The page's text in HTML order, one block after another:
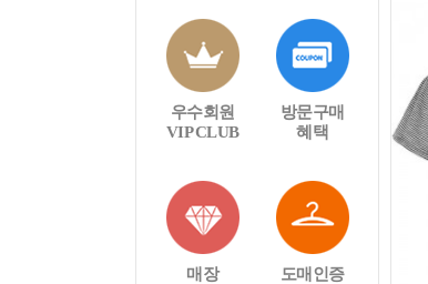
우수회원
VIP CLUB
방문구매
혜택
매장
도매인증